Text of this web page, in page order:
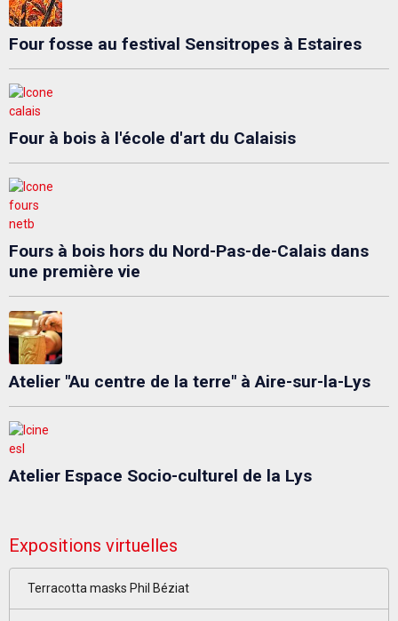
Four fosse au festival Sensitropes à Estaires
Four à bois à l'école d'art du Calaisis
Fours à bois hors du Nord-Pas-de-Calais dans
une première vie
Atelier "Au centre de la terre" à Aire-sur-la-Lys
Atelier Espace Socio-culturel de la Lys
Expositions virtuelles
Terracotta masks Phil Béziat